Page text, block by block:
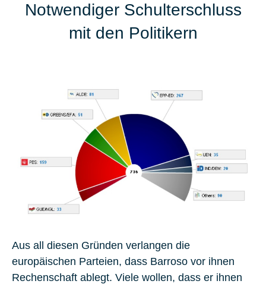
Notwendiger Schulterschluss
mit den Politikern
Aus all diesen Gründen verlangen die
europäischen Parteien, dass Barroso vor ihnen
Rechenschaft ablegt. Viele wollen, dass er ihnen